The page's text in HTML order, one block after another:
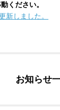
ください。
新しました。
お知らせ